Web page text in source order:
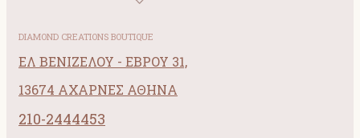
DIAMOND CREATIONS BOUTIQUE
ΕΛ ΒΕΝΙΖΕΛΟΥ - ΕΒΡΟΥ 31,
13674 ΑΧΑΡΝΕΣ ΑΘΗΝΑ
210-2444453